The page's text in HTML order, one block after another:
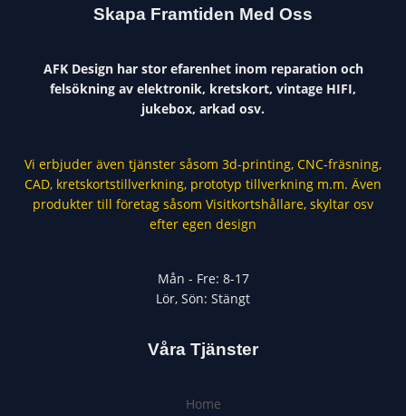
Skapa Framtiden Med Oss
AFK Design har stor efarenhet inom reparation och
felsökning av elektronik, kretskort, vintage HIFI,
jukebox, arkad osv.
Vi erbjuder även tjänster såsom 3d-printing, CNC-fräsning,
CAD, kretskortstillverkning, prototyp tillverkning m.m. Även
produkter till företag såsom Visitkortshållare, skyltar osv
efter egen design
Mån - Fre: 8-17
Lör, Sön: Stängt
Våra Tjänster
Home